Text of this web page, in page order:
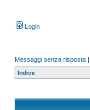
Login
Messaggi senza risposta |
Indice